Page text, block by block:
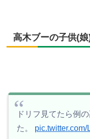
高木ブーの子供(娘
ドリフ見てたら例
た。